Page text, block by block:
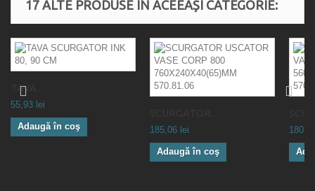
17 ALTE PRODUSE ÎN ACEEAȘI CATEGORIE:
TAVA...
55,93 lei
Adaugă în coş 185,06 lei
Adaugă în coş